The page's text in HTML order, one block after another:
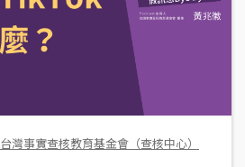
台灣事實查核教育基金會（查核中心）